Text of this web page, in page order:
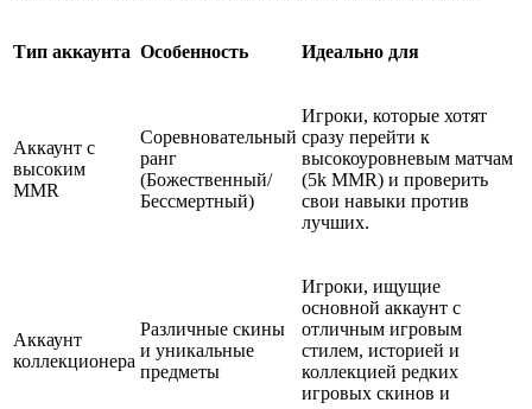
Тип аккаунта Особенность Идеально для
Аккаунт с
высоким
MMR
Соревновательный
ранг
(Божественный/
Бессмертный)
Игроки, которые хотят
сразу перейти к
высокоуровневым матчам
(5k MMR) и проверить
свои навыки против
лучших.
Аккаунт
коллекционера
Различные скины
и уникальные
предметы
Игроки, ищущие
основной аккаунт с
отличным игровым
стилем, историей и
коллекцией редких
игровых скинов и